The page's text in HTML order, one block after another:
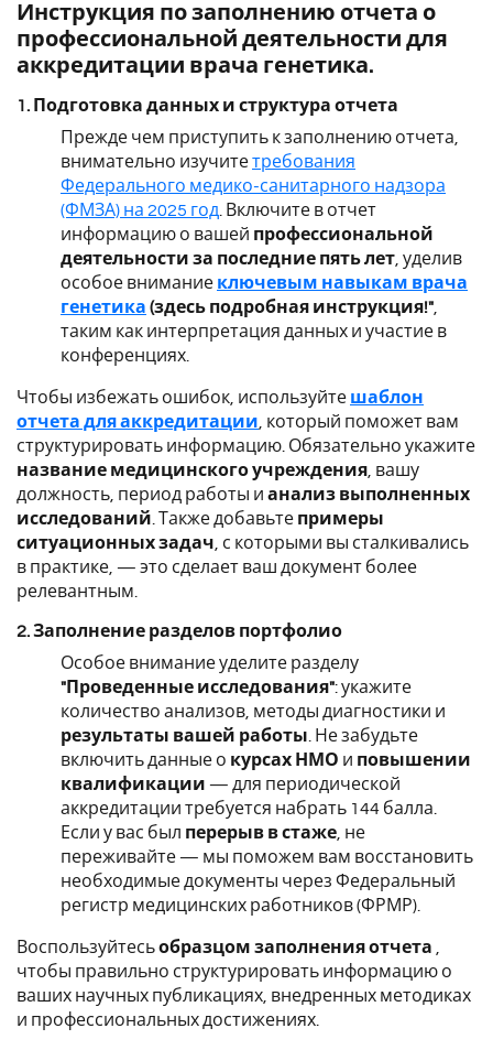
Инструкция по заполнению отчета о
профессиональной деятельности для
аккредитации врача генетика.
1. Подготовка данных и структура отчета
Прежде чем приступить к заполнению отчета,
внимательно изучитетребования
Федерального медико-санитарного надзора
(ФМЗА) на 2025 год . Включите в отчет
информацию о вашей профессиональной
деятельности за последние пять лет , уделив
особое внимание ключевым навыкам врача
генетика (здесь подробная инструкция!"
таким как интерпретация данных и участие в
конференциях.
Чтобы избежать ошибок, используйте шаблон
отчета для аккредитации , который поможет вам
структурировать информацию. Обязательно укажите
название медицинского учреждения , вашу
должность, период работы и анализ выполненных
исследований . Также добавьте примеры
ситуационных задач , с которыми вы сталкивались
в практике, — это сделает ваш документ более
релевантным.
2. Заполнение разделов портфолио
Особое внимание уделите разделу
"Проведенные исследования": укажите
количество анализов, методы диагностики и
результаты вашей работы . Не забудьте
включить данные о курсах НМО и повышении
квалификации — для периодической
аккредитации требуется набрать 144 балла.
Если у вас был перерыв в стаже , не
переживайте — мы поможем вам восстановить
необходимые документы через Федеральный
регистр медицинских работников (ФРМР).
Воспользуйтесьобразцом заполнения отчета
чтобы правильно структурировать информацию о
ваших научных публикациях, внедренных методиках
и профессиональных достижениях.